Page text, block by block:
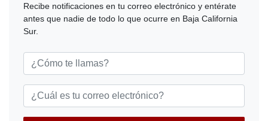
Recibe notificaciones en tu correo electrónico y entérate
antes que nadie de todo lo que ocurre en Baja California
Sur.